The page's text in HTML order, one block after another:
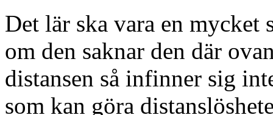
Det lär ska vara en
om den saknar den där
distansen så infinner sig
som kan göra